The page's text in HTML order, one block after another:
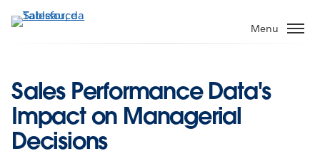
Pular
para
Menu
Sales Performance Data's
Impact on Managerial
Decisions